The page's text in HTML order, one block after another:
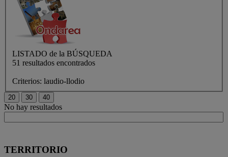
LISTADO de la BÚSQUEDA
51 resultados encontrados
Criterios: laudio-llodio
No hay resultados
TERRITORIO